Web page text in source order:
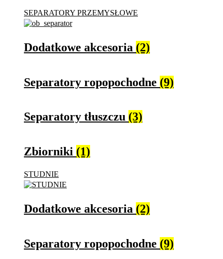
SEPARATORY PRZEMYSŁOWE
Dodatkowe akcesoria (2)
Separatory ropopochodne (9)
Separatory tłuszczu (3)
Zbiorniki (1)
STUDNIE
Dodatkowe akcesoria (2)
Separatory ropopochodne (9)